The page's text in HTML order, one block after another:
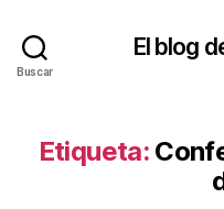
Buscar
El blog
Etiqueta: